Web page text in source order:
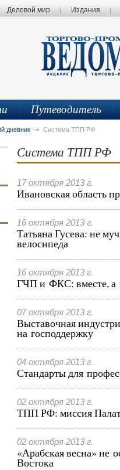
Деловой мир Издания
Путеводитель
дневник Система ТПП РФ
Система ТПП РФ
17 октября 2013 г.
Ивановская область
16 октября 2013 г.
Татьяна Гусева: не
велосипеда
16 октября 2013 г.
ГЧП и ФКС: вместе, а
07 октября 2013 г.
Выставочная
на господдержку
04 октября 2013 г.
Стандарты для
02 октября 2013 г.
ТПП РФ: миссия
02 октября 2013 г.
«Арабская весна» не
Востока